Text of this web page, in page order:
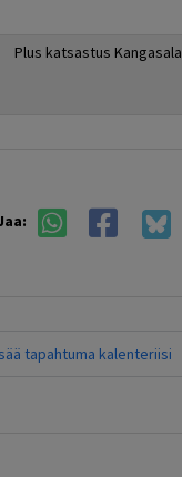
Plus katsastus Kangasala
tapahtuma kalenteriisi